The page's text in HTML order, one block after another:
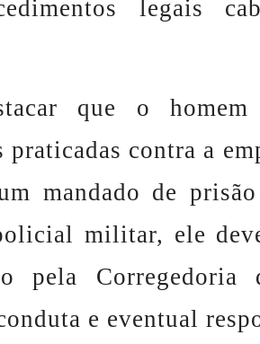
legais
que o
praticadas contra a
mandado de
militar, ele
pela
e eventual